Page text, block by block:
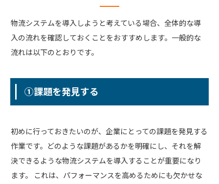
物流システムを導入しようと考えている場合、全体的な導
入の流れを確認しておくことをおすすめします。一般的な
流れは以下のとおりです。
①課題を発見する
初めに行っておきたいのが、企業にとっての課題を発見する
作業です。どのような課題があるかを明確にし、それを解
決できるような物流システムを導入することが重要になり
ます。 これは、パフォーマンスを高めるためにも欠かせな